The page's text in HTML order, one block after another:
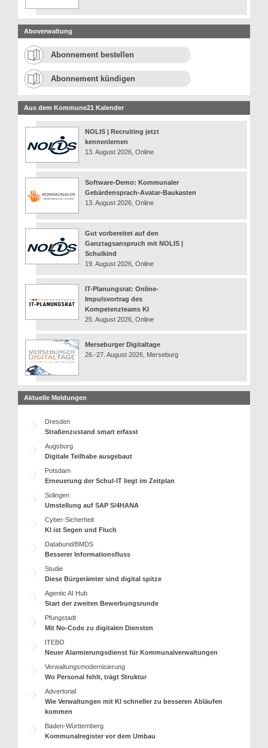
Aboverwaltung
Abonnement bestellen
Abonnement kündigen
Aus dem Kommune21 Kalender
NOLIS | Recruiting jetzt
kennenlernen
13. August 2026, Online
Software-Demo: Kommunaler
Gebärdensprach-Avatar-Baukasten
13. August 2026, Online
Gut vorbereitet auf den
Ganztagsanspruch mit NOLIS |
Schulkind
19. August 2026, Online
IT-Planungsrat: Online-
Impulsvortrag des
Kompetenzteams KI
25. August 2026, Online
Merseburger Digitaltage
26.-27. August 2026, Merseburg
Aktuelle Meldungen
Dresden
Straßenzustand smart erfasst
Augsburg
Digitale Teilhabe ausgebaut
Potsdam
Erneuerung der Schul-IT liegt im Zeitplan
Solingen
Umstellung auf SAP S/4HANA
Cyber-Sicherheit
KI ist Segen und Fluch
Databund/BMDS
Besserer Informationsfluss
Studie
Diese Bürgerämter sind digital spitze
Agentic AI Hub
Start der zweiten Bewerbungsrunde
Pfungstadt
Mit No-Code zu digitalen Diensten
ITEBO
Neuer Alarmierungsdienst für Kommunalverwaltungen
Verwaltungsmodernisierung
Wo Personal fehlt, trägt Struktur
Advertorial
Wie Verwaltungen mit KI schneller zu besseren Abläufen
kommen
Baden-Württemberg
Kommunalregister vor dem Umbau